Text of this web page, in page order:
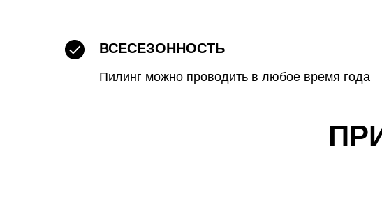
ВСЕСЕЗОННОСТЬ
Пилинг можно проводить в любое время года